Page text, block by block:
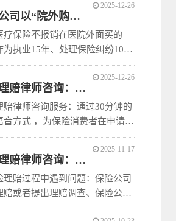
瑛律师建议可以按照以下思路处
保险公司以“院外购药”为由直接拒赔？
疗保险不报销在医院外面买的
为执业15年、处理保险纠纷10年
保险律师，姜瑛律师在保险律师
经常遇到这类问题。这篇笔记聊
院外购药百万医疗保险理赔的核
要点
2025-12-26
保险理赔律师咨询：如何应对保险理赔拒赔争
赔律师咨询服务：通过30分钟的
音方式 ，为保险消费者在申请保
时遇到阻碍、理赔金额发生争
险拒绝赔付纠纷提供法律支持。
2025-12-26
保险理赔律师咨询：保险理赔法律咨询服务
理赔过程中遇到问题：保险公司
赔或者提出理赔调查、保险公司
付或者直接拒赔时，您需要一位
2025-11-17